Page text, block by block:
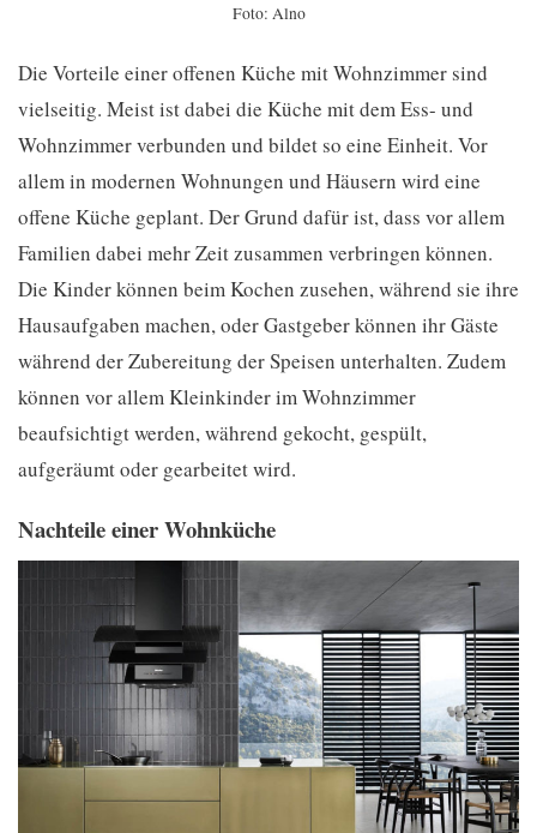
Foto: Alno
Die Vorteile einer offenen Küche mit Wohnzimmer sind
vielseitig. Meist ist dabei die Küche mit dem Ess- und
Wohnzimmer verbunden und bildet so eine Einheit. Vor
allem in modernen Wohnungen und Häusern wird eine
offene Küche geplant. Der Grund dafür ist, dass vor allem
Familien dabei mehr Zeit zusammen verbringen können.
Die Kinder können beim Kochen zusehen, während sie ihre
Hausaufgaben machen, oder Gastgeber können ihr Gäste
während der Zubereitung der Speisen unterhalten. Zudem
können vor allem Kleinkinder im Wohnzimmer
beaufsichtigt werden, während gekocht, gespült,
aufgeräumt oder gearbeitet wird.
Nachteile einer Wohnküche